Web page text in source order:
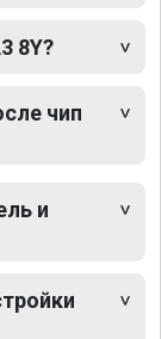
8Y?
чип
и